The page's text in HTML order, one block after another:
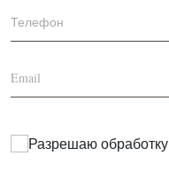
Разрешаю обработку